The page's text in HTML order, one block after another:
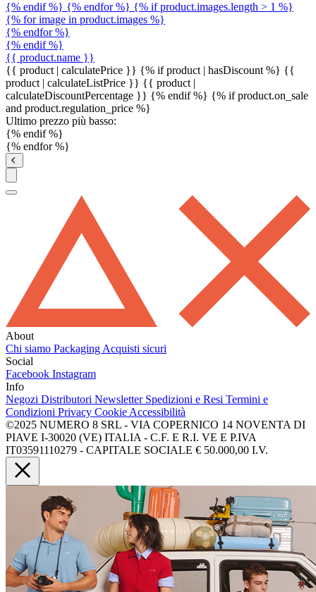
{% endif %} {% endfor %} {% if product.images.length > 1 %}
{% for image in product.images %}
{% endfor %}
{% endif %}
{{ product.name }}
{{ product | calculatePrice }} {% if product | hasDiscount %} {{
product | calculateListPrice }} {{ product |
calculateDiscountPercentage }} {% endif %} {% if product.on_sale
and product.regulation_price %}
Ultimo prezzo più basso:
{% endif %}
{% endfor %}
About
Chi siamo Packaging Acquisti sicuri
Social
Facebook Instagram
Info
Negozi Distributori Newsletter Spedizioni e Resi Termini e
Condizioni Privacy Cookie Accessibilità
©2025 NUMERO 8 SRL - VIA COPERNICO 14 NOVENTA DI
PIAVE I-30020 (VE) ITALIA - C.F. E R.I. VE E P.IVA
IT03591110279 - CAPITALE SOCIALE € 50.000,00 I.V.